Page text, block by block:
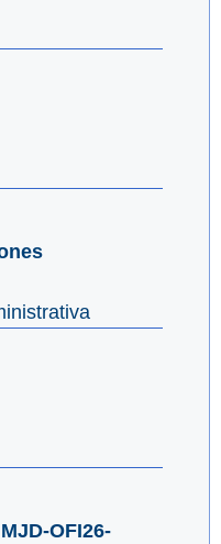
OFI26-